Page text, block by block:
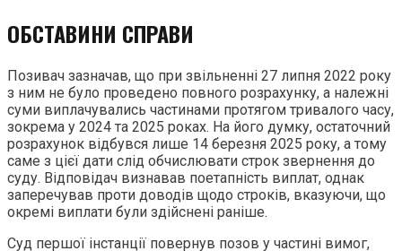
ОБСТАВИНИ СПРАВИ
Позивач зазначав, що при звільненні 27 липня 2022 року
з ним не було проведено повного розрахунку, а належні
суми виплачувались частинами протягом тривалого часу,
зокрема у 2024 та 2025 роках. На його думку, остаточний
розрахунок відбувся лише 14 березня 2025 року, а тому
саме з цієї дати слід обчислювати строк звернення до
суду. Відповідач визнавав поетапність виплат, однак
заперечував проти доводів щодо строків, вказуючи, що
окремі виплати були здійснені раніше.
Суд першої інстанції повернув позов у частині вимог,